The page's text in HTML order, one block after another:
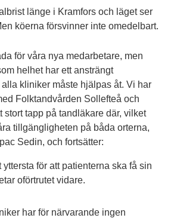
länge i Kramfors och läget ser
köerna försvinner inte omedelbart.
för våra nya medarbetare, men
helhet har ett ansträngt
kliniker måste hjälpas åt. Vi har
Folktandvården Sollefteå och
stort tapp på tandläkare där, vilket
tillgängligheten på båda orterna,
Sedin, och fortsätter:
för att patienterna ska få sin
oförtrutet vidare.
har för närvarande ingen